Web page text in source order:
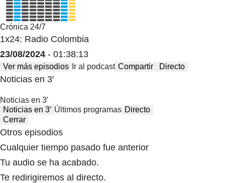
Crónica 24/7
1x24: Radio Colombia
23/08/2024 - 01:38:13
Ver más episodios Ir al podcast Compartir Directo
Noticias en 3′
Noticias en 3′
Noticias en 3′ Últimos programas Directo
Cerrar
Otros episodios
Cualquier tiempo pasado fue anterior
Tu audio se ha acabado.
Te redirigiremos al directo.